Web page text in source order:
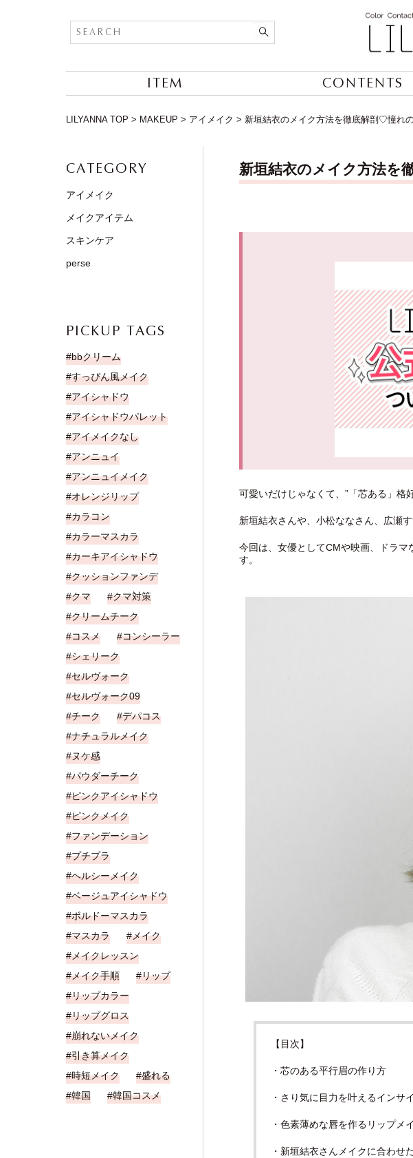
ITEM CONTENTS
LILYANNA TOP > MAKEUP > アイメイク > 新垣結衣のメイク方法を徹底解剖♡憧れ
新垣結衣のメイク方法を
可愛いだけじゃなくて、”「芯ある」格
新垣結衣さんや、小松ななさん、広瀬
今回は、女優としてCMや映画、ドラ
す。
【目次】
・芯のある平行眉の作り方
・さり気に目力を叶えるインサ
・色素薄めな唇を作るリップメ
・新垣結衣さんメイクに合わせ
CATEGORY
アイメイク
メイクアイテム
スキンケア
perse
PICKUP TAGS
bbクリーム
すっぴん風メイク
アイシャドウ
アイシャドウパレット
アイメイクなし
アンニュイ
アンニュイメイク
オレンジリップ
カラコン
カラーマスカラ
カーキアイシャドウ
クッションファンデ
クマ
クマ対策
クリームチーク
コスメ
コンシーラー
シェリーク
セルヴォーク
セルヴォーク09
チーク
デパコス
ナチュラルメイク
ヌケ感
パウダーチーク
ピンクアイシャドウ
ピンクメイク
ファンデーション
プチプラ
ヘルシーメイク
ベージュアイシャドウ
ボルドーマスカラ
マスカラ
メイク
メイクレッスン
メイク手順
リップ
リップカラー
リップグロス
崩れないメイク
引き算メイク
時短メイク
盛れる
韓国
韓国コスメ